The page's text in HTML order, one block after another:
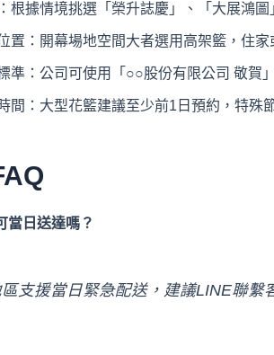
根據情境挑選「榮升誌慶」、「大展鴻
置：開幕場地空間大者選用高架籃，住
準：公司可使用「○○股份有限公司 敬賀
間：大型花籃建議至少前1日預約，特殊
當日送達嗎？
支援當日緊急配送，建議LINE聯繫